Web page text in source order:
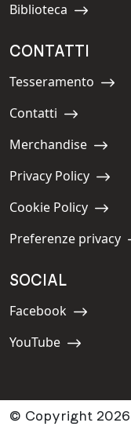
Navigate to:
Biblioteca
CONTATTI
Navigate to:
Tesseramento
Navigate to:
Contatti
Navigate to:
Merchandise
Navigate to:
Privacy Policy
Navigate to:
Cookie Policy
Navigate to:
Preferenze privacy
SOCIAL
Navigate to:
Facebook
Navigate to:
YouTube
© Copyright